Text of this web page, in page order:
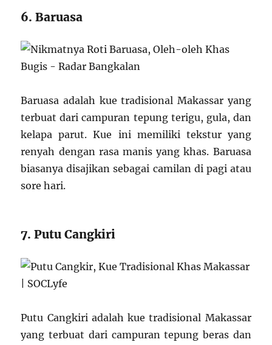
6. Baruasa
Baruasa adalah kue tradisional Makassar yang
terbuat dari campuran tepung terigu, gula, dan
kelapa parut. Kue ini memiliki tekstur yang
renyah dengan rasa manis yang khas. Baruasa
biasanya disajikan sebagai camilan di pagi atau
sore hari.
7. Putu Cangkiri
Putu Cangkiri adalah kue tradisional Makassar
yang terbuat dari campuran tepung beras dan